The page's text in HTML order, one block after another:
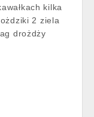
kilka
2 ziela
drożdży